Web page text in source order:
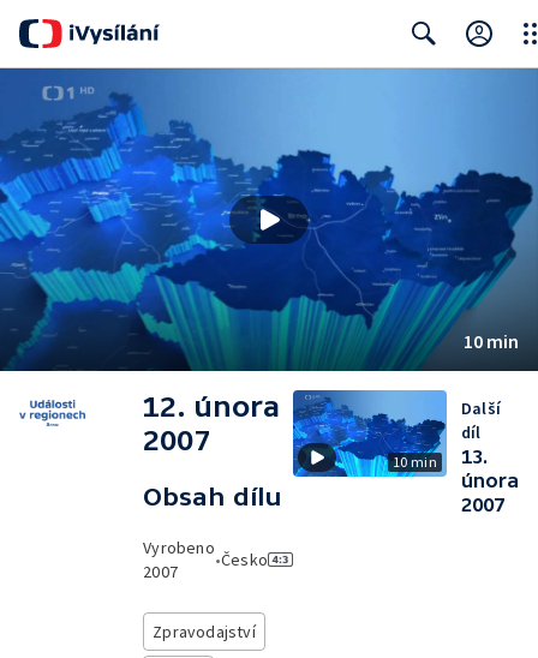
10 min
12. února
2007
Obsah dílu
Vyrobeno
2007
•Česko
Zpravodajství
10 min
Další
díl
13.
února
2007